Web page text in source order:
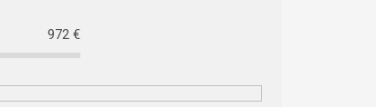
972 €